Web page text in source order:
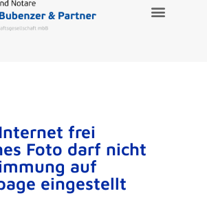
frei
Foto darf nicht
auf
eingestellt